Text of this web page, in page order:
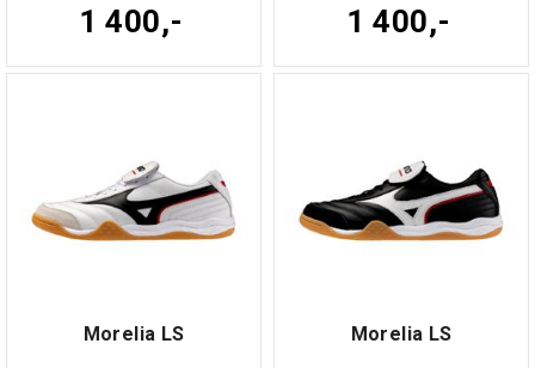
1 400,- 1 400,-
Morelia LS Morelia LS